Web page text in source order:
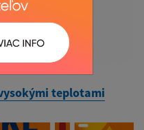
teplotami